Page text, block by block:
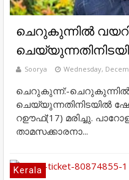
ചെറുകുന്നിൽ
Soorya Wednesday,
ചെറുകുന്ന്:-ചെറുകുന്നിൽ
ചെയ്യുന്നതിനിടയിൽ
റഊഫ്(17) മരിച്ചു.
താമസക്കാരനാ...
Kerala